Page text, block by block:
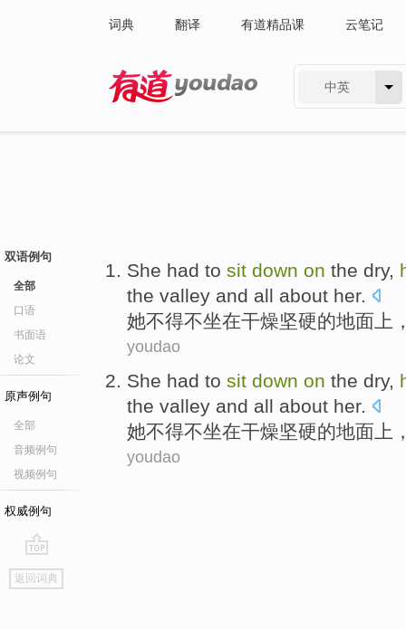
词典 翻译 有道精品课 云笔记
中英
双语例句
全部
口语
书面语
论文
原声例句
全部
音频例句
视频例句
权威例句
go
top
返回词典
She had to sit down on the dry,
the valley and all about her.
她不得不坐在干燥坚硬的地面 上
youdao
She had to sit down on the dry,
the valley and all about her.
她不得不坐在干燥坚硬的地面 上
youdao